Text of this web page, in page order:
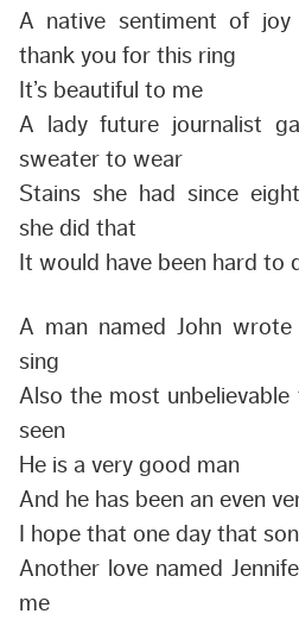
A native sentiment of joy
thank you for this ring
It’s beautiful to me
A lady future journalist
sweater to wear
Stains she had since
she did that
It would have been hard to
A man named John
sing
Also the most
seen
He is a very good man
And he has been an even
I hope that one day that
Another love named
me